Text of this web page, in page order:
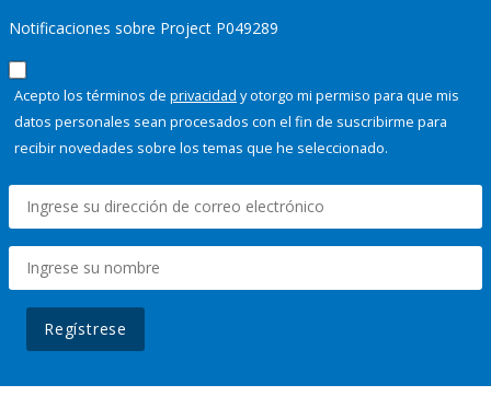
Notificaciones sobre Project P049289
Acepto los términos de privacidad y otorgo mi permiso para que mis
datos personales sean procesados con el fin de suscribirme para
recibir novedades sobre los temas que he seleccionado.
Regístrese